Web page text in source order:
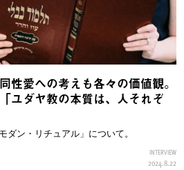
性愛への考えも各々の価値観。
ユダヤ教の本質は、人それぞ
ダン・リチュアル」について。
INTERVIEW
2024.8.22